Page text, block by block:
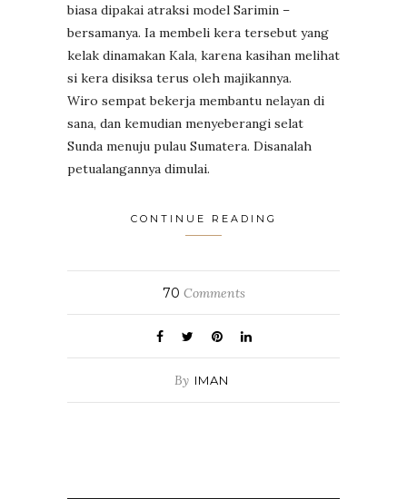
biasa dipakai atraksi model Sarimin –
bersamanya. Ia membeli kera tersebut yang
kelak dinamakan Kala, karena kasihan melihat
si kera disiksa terus oleh majikannya.
Wiro sempat bekerja membantu nelayan di
sana, dan kemudian menyeberangi selat
Sunda menuju pulau Sumatera. Disanalah
petualangannya dimulai.
CONTINUE READING
70 Comments
By IMAN